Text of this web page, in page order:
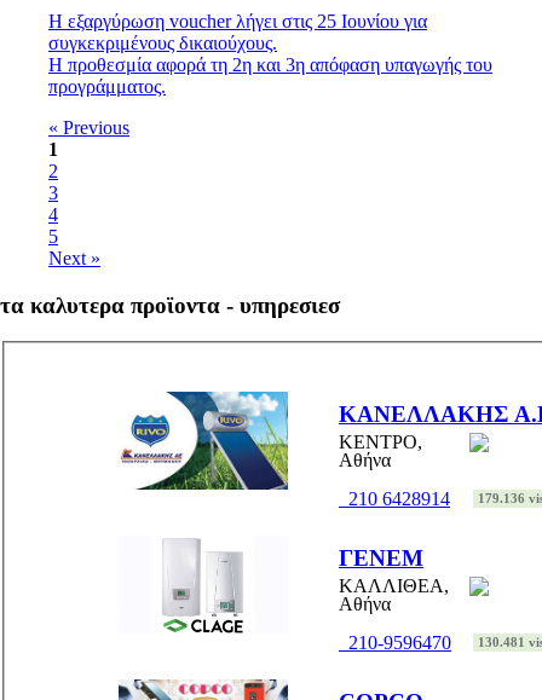
Η εξαργύρωση voucher λήγει στις 25 Ιουνίου για
συγκεκριμένους δικαιούχους.
Η προθεσμία αφορά τη 2η και 3η απόφαση υπαγωγής του
προγράμματος.
« Previous
1
2
3
4
5
Next »
τα καλυτερα προϊοντα - υπηρεσιεσ
ΚΑΝΕΛΛΑΚΗΣ
ΚΕΝΤΡΟ,
Αθήνα
210 6428914
179.136
ΓΕΝΕΜ
ΚΑΛΛΙΘΕΑ,
Αθήνα
210-9596470
130.481